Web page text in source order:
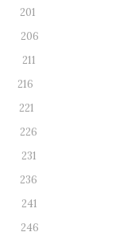
201
206
211
216
221
226
231
236
241
246